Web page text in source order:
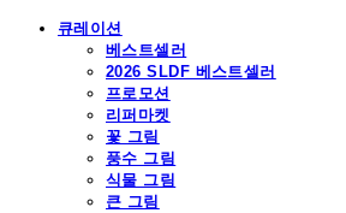
큐레이션
베스트셀러
2026 SLDF 베스트셀러
프로모션
리퍼마켓
꽃 그림
풍수 그림
식물 그림
큰 그림